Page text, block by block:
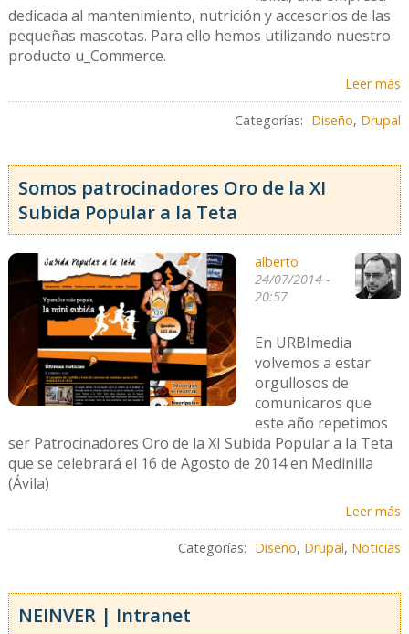
dedicada al mantenimiento, nutrición y accesorios de las
pequeñas mascotas. Para ello hemos utilizando nuestro
producto u_Commerce.
Leer más
Categorías: Diseño, Drupal
Somos patrocinadores Oro de la XI
Subida Popular a la Teta
alberto
24/07/2014 -
20:57
En URBImedia
volvemos a estar
orgullosos de
comunicaros que
este año repetimos
ser Patrocinadores Oro de la XI Subida Popular a la Teta
que se celebrará el 16 de Agosto de 2014 en Medinilla
(Ávila)
Leer más
Categorías: Diseño, Drupal, Noticias
NEINVER | Intranet